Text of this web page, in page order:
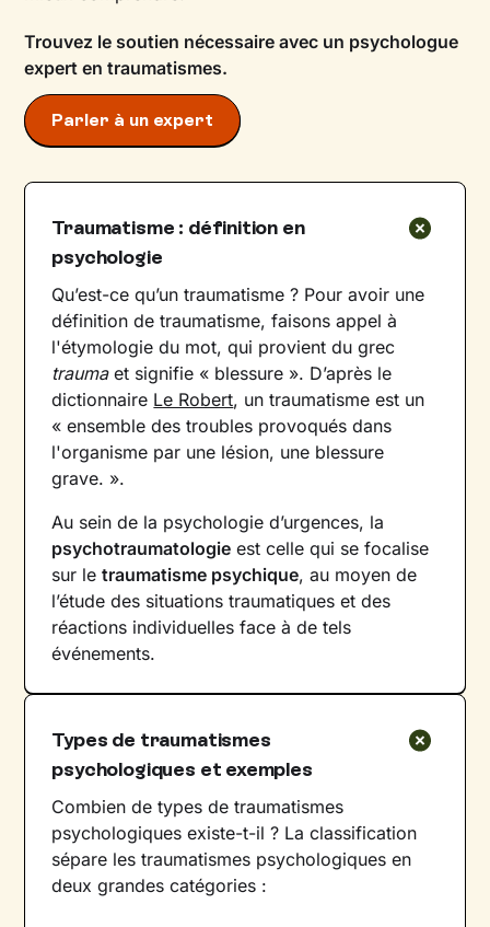
Trouvez le soutien nécessaire avec un psychologue
expert en traumatismes.
Parler à un expert
Traumatisme : définition en
psychologie
Qu’est-ce qu’un traumatisme ? Pour avoir une
définition de traumatisme, faisons appel à
l'étymologie du mot, qui provient du grec
traumaet signifie « blessure ». D’après le
dictionnaire Le Robert, un traumatisme est un
« ensemble des troubles provoqués dans
l'organisme par une lésion, une blessure
grave. ».
Au sein de la psychologie d’urgences, la
psychotraumatologie est celle qui se focalise
sur letraumatisme psychique, au moyen de
l’étude des situations traumatiques et des
réactions individuelles face à de tels
événements.
Types de traumatismes
psychologiques et exemples
Combien de types de traumatismes
psychologiques existe-t-il ? La classification
sépare les traumatismes psychologiques en
deux grandes catégories :